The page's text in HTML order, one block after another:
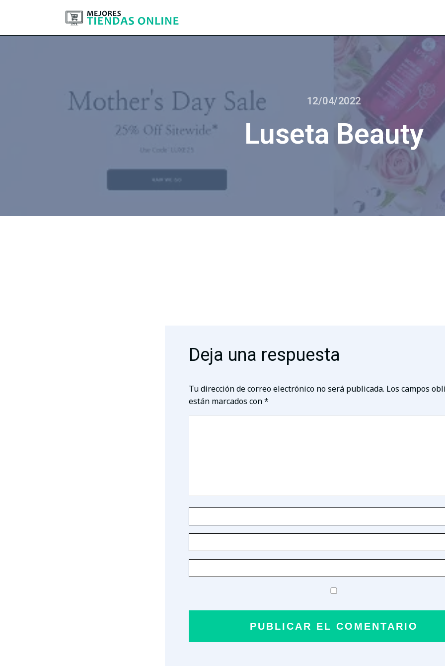
12/04/2022
Luseta Beauty
Deja una respuesta
Tu dirección de correo electrónico no será publicada. Los campos
están marcados con*